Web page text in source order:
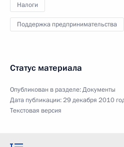
Налоги
Поддержка предпринимательства
Статус материала
Опубликован в разделе:Документы
Дата публикации:29 декабря 2010
Текстовая версия